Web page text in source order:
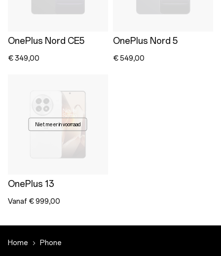
OnePlus Nord CE5
€ 349,00
OnePlus Nord 5
€ 549,00
Niet meer in voorraad
OnePlus 13
Vanaf € 999,00
Home Phone